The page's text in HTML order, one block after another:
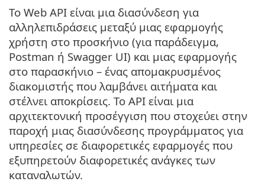
Το Web API είναι μια διασύνδεση για
αλληλεπιδράσεις μεταξύ μιας εφαρμογής
χρήστη στο προσκήνιο (για παράδειγμα,
Postman ή Swagger UI) και μιας εφαρμογής
στο παρασκήνιο – ένας απομακρυσμένος
διακομιστής που λαμβάνει αιτήματα και
στέλνει αποκρίσεις. Το API είναι μια
αρχιτεκτονική προσέγγιση που στοχεύει στην
παροχή μιας διασύνδεσης προγράμματος για
υπηρεσίες σε διαφορετικές εφαρμογές που
εξυπηρετούν διαφορετικές ανάγκες των
καταναλωτών.